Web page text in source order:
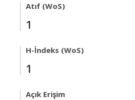
Atıf (WoS)
1
H-İndeks (WoS)
1
Açık Erişim